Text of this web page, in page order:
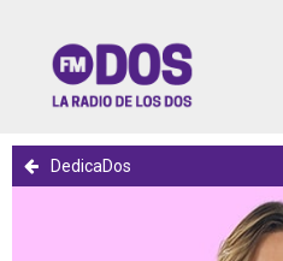
DedicaDos